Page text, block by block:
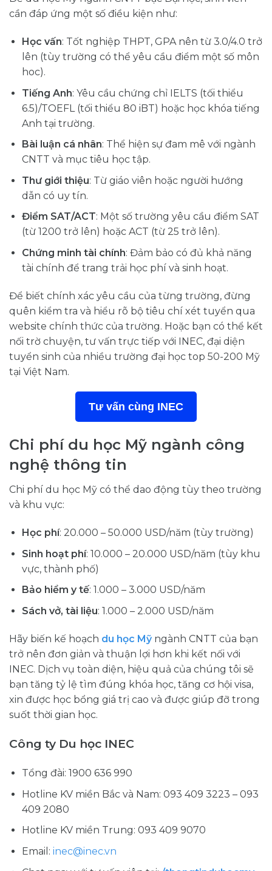
cần đáp ứng một số điều kiện như:
Học vấn: Tốt nghiệp THPT, GPA nên từ 3.0/4.0 trở
lên (tùy trường có thể yêu cầu điểm một số môn
hoc).
Tiếng Anh: Yêu cầu chứng chỉ IELTS (tối thiểu
6.5)/TOEFL (tối thiểu 80 iBT) hoặc học khóa tiếng
Anh tại trường.
Bài luận cá nhân: Thể hiện sự đam mê với ngành
CNTT và mục tiêu học tập.
Thư giới thiệu: Từ giáo viên hoặc người hướng
dẫn có uy tín.
Điểm SAT/ACT: Một số trường yêu cầu điểm SAT
(từ 1200 trở lên) hoặc ACT (từ 25 trở lên).
Chứng minh tài chính: Đảm bảo có đủ khả năng
tài chính để trang trải học phí và sinh hoạt.
Để biết chính xác yêu cầu của từng trường, đừng
quên kiểm tra và hiểu rõ bộ tiêu chí xét tuyển qua
website chính thức của trường. Hoặc bạn có thể kết
nối trờ chuyện, tư vấn trực tiếp với INEC, đại diện
tuyển sinh của nhiều trường đại học top 50-200 Mỹ
tại Việt Nam.
Tư vấn cùng INEC
Chi phí du học Mỹ ngành công
nghệ thông tin
Chi phí du học Mỹ có thể dao động tùy theo trường
và khu vực:
Học phí: 20.000 – 50.000 USD/năm (tùy trường)
Sinh hoạt phí: 10.000 – 20.000 USD/năm (tùy khu
vực, thành phố)
Bảo hiểm y tế: 1.000 – 3.000 USD/năm
Sách vở, tài liệu: 1.000 – 2.000 USD/năm
Hãy biến kế hoạch du học Mỹ ngành CNTT của bạn
trở nên đơn giản và thuận lợi hơn khi kết nối với
INEC. Dịch vụ toàn diện, hiệu quả của chúng tôi sẽ
bạn tăng tỷ lệ tìm đúng khóa học, tăng cơ hội visa,
xin được học bổng giá trị cao và được giúp đỡ trong
suốt thời gian học.
Công ty Du học INEC
Tổng đài: 1900 636 990
Hotline KV miền Bắc và Nam: 093 409 3223 – 093
409 2080
Hotline KV miền Trung: 093 409 9070
Email: inec@inec.vn